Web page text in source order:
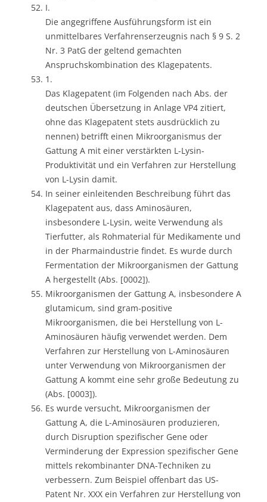
I.
Die angegriffene Ausführungsform ist ein
unmittelbares Verfahrenserzeugnis nach § 9 S. 2
Nr. 3 PatG der geltend gemachten
Anspruchskombination des Klagepatents.
1.
Das Klagepatent (im Folgenden nach Abs. der
deutschen Übersetzung in Anlage VP4 zitiert,
ohne das Klagepatent stets ausdrücklich zu
nennen) betrifft einen Mikroorganismus der
Gattung A mit einer verstärkten L-Lysin-
Produktivität und ein Verfahren zur Herstellung
von L-Lysin damit.
In seiner einleitenden Beschreibung führt das
Klagepatent aus, dass Aminosäuren,
insbesondere L-Lysin, weite Verwendung als
Tierfutter, als Rohmaterial für Medikamente und
in der Pharmaindustrie findet. Es wurde durch
Fermentation der Mikroorganismen der Gattung
A hergestellt (Abs. [0002]).
Mikroorganismen der Gattung A, insbesondere A
glutamicum, sind gram-positive
Mikroorganismen, die bei Herstellung von L-
Aminosäuren häufig verwendet werden. Dem
Verfahren zur Herstellung von L-Aminosäuren
unter Verwendung von Mikroorganismen der
Gattung A kommt eine sehr große Bedeutung zu
(Abs. [0003]).
Es wurde versucht, Mikroorganismen der
Gattung A, die L-Aminosäuren produzieren,
durch Disruption spezifischer Gene oder
Verminderung der Expression spezifischer Gene
mittels rekombinanter DNA-Techniken zu
verbessern. Zum Beispiel offenbart das US-
Patent Nr. XXX ein Verfahren zur Herstellung von